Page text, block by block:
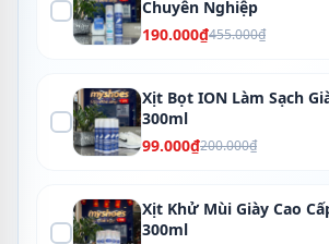
Chuyên Nghiệp
190.000₫455.000₫
Xịt Bọt ION Làm Sạch
300ml
99.000₫200.000₫
Xịt Khử Mùi Giày Cao
300ml